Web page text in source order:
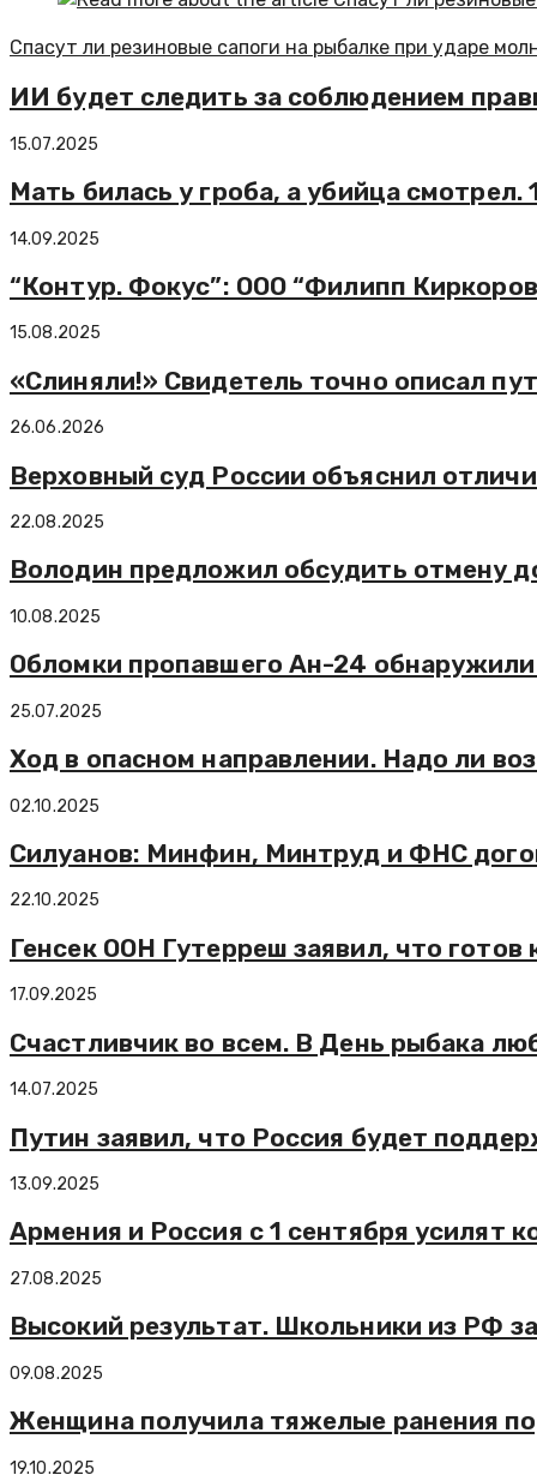
Спасут ли резиновые сапоги на рыбалке при ударе
ИИ будет следить за соблюдением
15.07.2025
Мать билась у гроба, а убийца
14.09.2025
“Контур. Фокус”: ООО “Филипп
15.08.2025
«Слиняли!» Свидетель точно описал
26.06.2026
Верховный суд России объяснил
22.08.2025
Володин предложил обсудить отмену
10.08.2025
Обломки пропавшего Ан-24
25.07.2025
Ход в опасном направлении. Надо ли
02.10.2025
Силуанов: Минфин, Минтруд и ФНС
22.10.2025
Генсек ООН Гутерреш заявил, что готов
17.09.2025
Счастливчик во всем. В День рыбака
14.07.2025
Путин заявил, что Россия будет
13.09.2025
Армения и Россия с 1 сентября усилят
27.08.2025
Высокий результат. Школьники из РФ
09.08.2025
Женщина получила тяжелые ранения
19.10.2025